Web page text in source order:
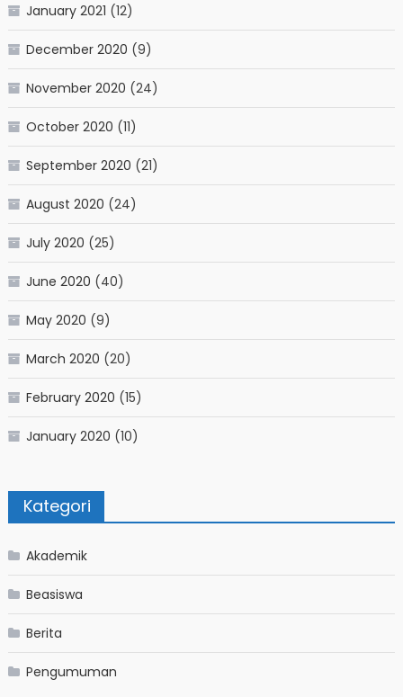
January 2021 (12)
December 2020 (9)
November 2020 (24)
October 2020 (11)
September 2020 (21)
August 2020 (24)
July 2020 (25)
June 2020 (40)
May 2020 (9)
March 2020 (20)
February 2020 (15)
January 2020 (10)
Kategori
Akademik
Beasiswa
Berita
Pengumuman